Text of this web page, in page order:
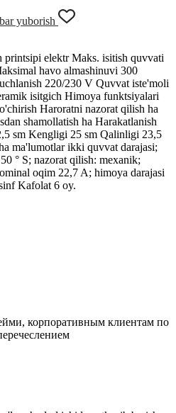
yuborish
printsipi elektr Maks. isitish quvvati
havo almashinuvi 300
220/230 V Quvvat iste'moli
isitgich Himoya funktsiyalari
Haroratni nazorat qilish ha
shamollatish ha Harakatlanish
sm Kengligi 25 sm Qalinligi 23,5
ma'lumotlar ikki quvvat darajasi;
° S; nazorat qilish: mexanik;
oqim 22,7 A; himoya darajasi
Kafolat 6 oy.
корпоративным клиентам по